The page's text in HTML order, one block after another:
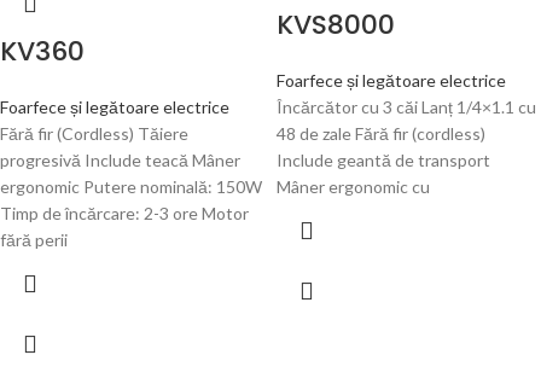
KV360
Foarfece și legătoare electrice
Fără fir (Cordless) Tăiere
progresivă Include teacă Mâner
ergonomic Putere nominală: 150W
Timp de încărcare: 2-3 ore Motor
fără perii
KVS8000
Foarfece și legătoare electrice
Încărcător cu 3 căi Lanț 1/4×1.1 cu
48 de zale Fără fir (cordless)
Include geantă de transport
Mâner ergonomic cu